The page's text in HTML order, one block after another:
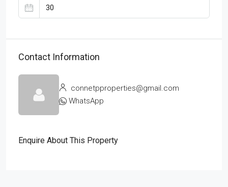
Contact Information
connetpproperties@gmail.com
WhatsApp
Enquire About This Property